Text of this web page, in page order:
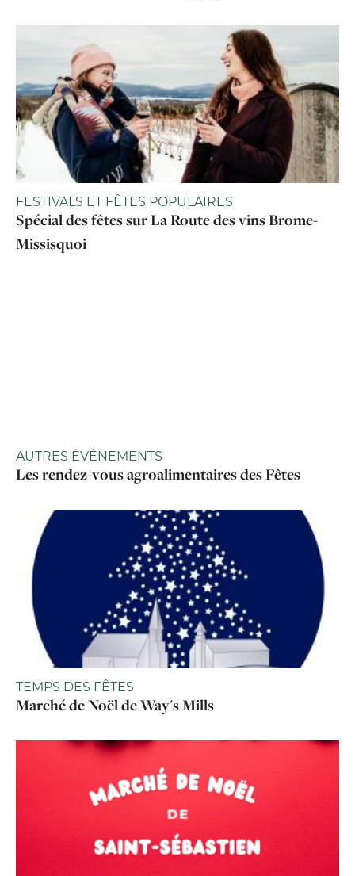
FESTIVALS ET FÊTES POPULAIRES
Spécial des fêtes sur La Route des vins Brome-
Missisquoi
AUTRES ÉVÉNEMENTS
Les rendez-vous agroalimentaires des Fêtes
TEMPS DES FÊTES
Marché de Noël de Way's Mills